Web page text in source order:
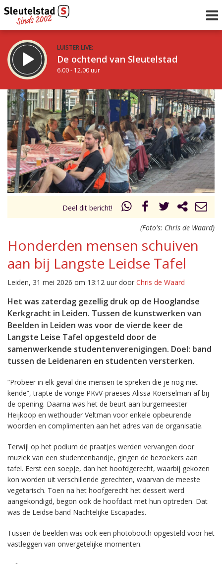
LUISTER LIVE:
De ochtend van Sleutelstad
6.00 - 12.00 uur
STRAKS:
De middag van Sleutelstad
12.00 - 19.00 uur
Vorig uur
uur 1 van 0 Volgend uur
Inklappen
Deel dit bericht!
(Foto's: Chris de Waard)
Honderden mensen schuiven
aan bij Langste Leidse Tafel
Leiden, 31 mei 2026 om 13:12 uur door Chris de Waard
Het was zaterdag gezellig druk op de Hooglandse
Kerkgracht in Leiden. Tussen de kunstwerken van
Beelden in Leiden was voor de vierde keer de
Langste Leise Tafel opgesteld door de
samenwerkende studentenverenigingen. Doel: band
tussen de Leidenaren en studenten versterken.
“Probeer in elk geval drie mensen te spreken die je nog niet
kende”, trapte de vorige PKvV-praeses Alissa Koerselman af bij
de opening. Daarna was het de beurt aan burgemeester
Heijkoop en wethouder Veltman voor enkele opbeurende
woorden en complimenten aan het adres van de organisatie.
Terwijl op het podium de praatjes werden vervangen door
muziek van een studentenbandje, gingen de bezoekers aan
tafel. Eerst een soepje, dan het hoofdgerecht, waarbij gekozen
kon worden uit verschillende gerechten, waarvan de meeste
vegetarisch. Toen na het hoofgerecht het dessert werd
aangekondigd, begon ook de hoofdact met hun optreden. Dat
was de Leidse band Nachtelijke Escapades.
Tussen de beelden was ook een photobooth opgesteld voor het
vastleggen van onvergetelijke momenten.